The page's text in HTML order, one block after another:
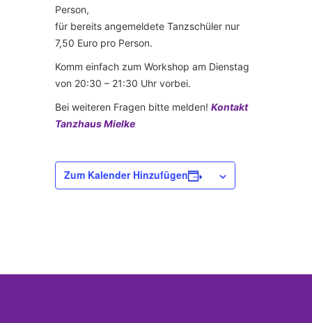
Person,
für bereits angemeldete Tanzschüler nur
7,50 Euro pro Person.
Komm einfach zum Workshop am Dienstag
von 20:30 – 21:30 Uhr vorbei.
Bei weiteren Fragen bitte melden! Kontakt
Tanzhaus Mielke
Zum Kalender Hinzufügen